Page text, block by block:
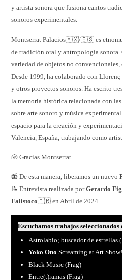
y artista sonora que fusiona cantos
sonoros experimentales.
Montserrat Palacios🇲🇽/🇪🇸 es
de tradición oral y antropología sonora.
variedad de objetos no convencionales,
Desde 1999, ha colaborado con
y otros proyectos sonoros. Ha escrito
la memoria histórica relacionada con
sobre arte sonoro y música
espacio para la creación y
Valencia, España, trabajando como
🐚 Gracias Montserrat.
📻 De esta manera, liberamos un nuevo
📝 Entrevista realizada porGerardo
Falistoco🇦🇷 en Abril de 2024.
Escuchamos trabajos
Astrolabio; buscador de estrellas
Yoko Ono Screaming at Art
Black Music (Frag)
Entre(t)ramas (Frag)